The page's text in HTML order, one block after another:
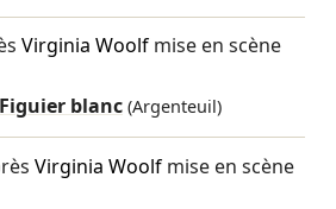
Virginia Woolfmise en scène
blanc (Argenteuil)
Virginia Woolfmise en scène